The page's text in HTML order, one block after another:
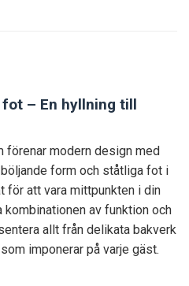
– En hyllning till
förenar modern design med
form och ståtliga fot i
för att vara mittpunkten i din
av funktion och
allt från delikata bakverk
imponerar på varje gäst.